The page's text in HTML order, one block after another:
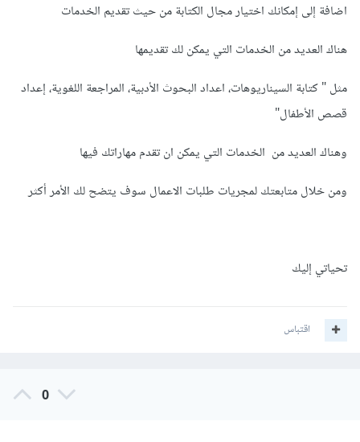
اضافة إلى إمكانك اختيار مجال الكتابة من حيث تقديم الخدمات
هناك العديد من الخدمات التي يمكن لك تقديمها
مثل " كتابة السيناريوهات، اعداد البحوث الأدبية، المراجعة اللغوية، إعداد
قصص الأطفال"
وهناك العديد من الخدمات التي يمكن ان تقدم مهاراتك فيها
ومن خلال متابعتك لمجريات طلبات الاعمال سوف يتضح لك الأمر أكثر
تحياتي إليك
اقتباس
0